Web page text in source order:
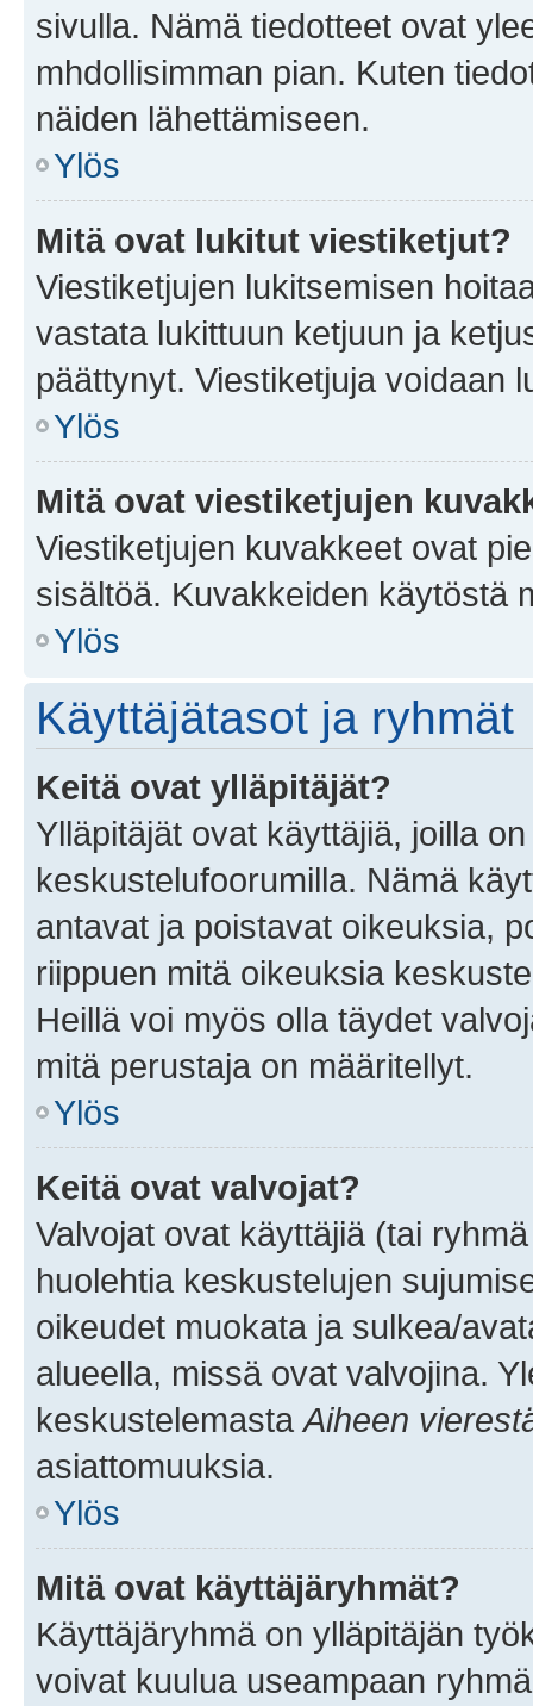
sivulla. Nämä tiedotteet ovat
mhdollisimman pian. Kuten
näiden lähettämiseen.
Ylös
Mitä ovat lukitut viestiketjut?
Viestiketjujen lukitsemisen
vastata lukittuun ketjuun ja
päättynyt. Viestiketjuja voidaan
Ylös
Mitä ovat viestiketjujen
Viestiketjujen kuvakkeet ovat
sisältöä. Kuvakkeiden käytöstä
Ylös
Käyttäjätasot ja ryhmät
Keitä ovat ylläpitäjät?
Ylläpitäjät ovat käyttäjiä, joilla
keskustelufoorumilla. Nämä
antavat ja poistavat oikeuksia,
riippuen mitä oikeuksia
Heillä voi myös olla täydet
mitä perustaja on määritellyt.
Ylös
Keitä ovat valvojat?
Valvojat ovat käyttäjiä (tai
huolehtia keskustelujen
oikeudet muokata ja sulkea/
alueella, missä ovat valvojina.
keskustelemasta Aiheen
asiattomuuksia.
Ylös
Mitä ovat käyttäjäryhmät?
Käyttäjäryhmä on ylläpitäjän
voivat kuulua useampaan